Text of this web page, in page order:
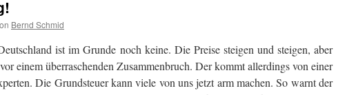
Bernd Schmid
ist im Grunde noch keine. Die Preise steigen und steigen, aber
einem überraschenden Zusammenbruch. Der kommt allerdings von einer
Die Grundsteuer kann viele von uns jetzt arm machen. So warnt der